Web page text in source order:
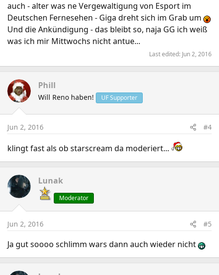
auch - alter was ne Vergewaltigung von Esport im
Deutschen Fernesehen - Giga dreht sich im Grab um
Und die Ankündigung - das bleibt so, naja GG ich weiß
was ich mir Mittwochs nicht antue...
Last edited: Jun 2, 2016
Phill
Will Reno haben! UF Supporter
Jun 2, 2016 #4
klingt fast als ob starscream da moderiert...
Lunak
Moderator
Jun 2, 2016 #5
Ja gut soooo schlimm wars dann auch wieder nicht